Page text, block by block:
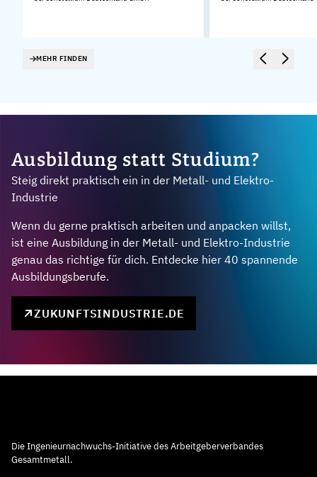
MEHR FINDEN
Ausbildung statt Studium?
Steig direkt praktisch ein in der Metall- und Elektro-
Industrie
Wenn du gerne praktisch arbeiten und anpacken willst,
ist eine Ausbildung in der Metall- und Elektro-Industrie
genau das richtige für dich. Entdecke hier 40 spannende
Ausbildungsberufe.
ZUKUNFTSINDUSTRIE.DE
Die Ingenieurnachwuchs-Initiative des Arbeitgeberverbandes
Gesamtmetall.